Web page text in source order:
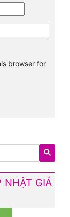
browser for
NHẬT GIÁ